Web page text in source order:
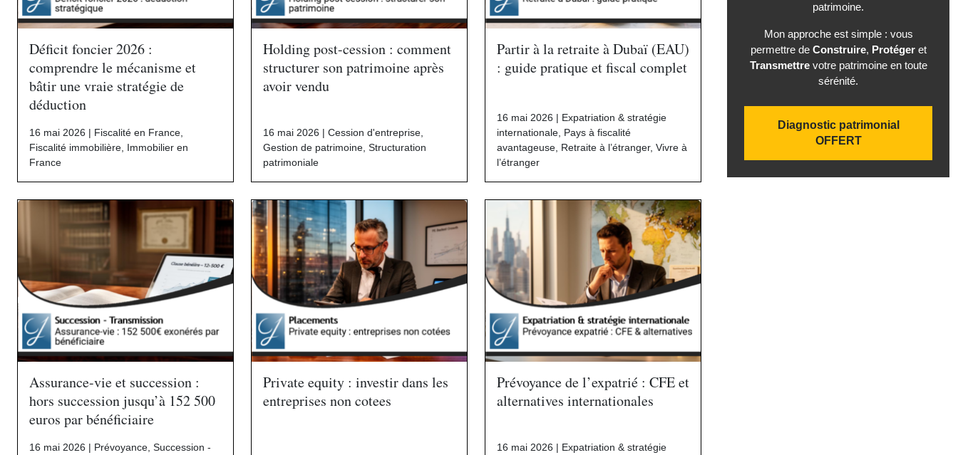
Déficit foncier 2026 :
comprendre le mécanisme et
bâtir une vraie stratégie de
déduction
16 mai 2026 | Fiscalité en France,
Fiscalité immobilière,
Immobilier en
France
Holding post-cession : comment
structurer son patrimoine après
avoir vendu
16 mai 2026 | Cession d'entreprise,
Gestion de patrimoine, Structuration
patrimoniale
Partir à la retraite à Dubaï (EAU)
: guide pratique et fiscal complet
16 mai 2026 |
Expatriation & stratégie
internationale, Pays à fiscalité
avantageuse, Retraite à l’étranger, Vivre à
l’étranger
Assurance-vie et succession :
hors succession jusqu’à 152 500
euros par bénéficiaire
16 mai 2026 | Prévoyance Succession -
Private equity : investir dans les
entreprises non cotees
Prévoyance de l’expatrié : CFE et
alternatives internationales
16 mai 2026 | Expatriation & stratégie
patrimoine.
Mon approche est simple : vous
permettre de Construire, Protégeret
Transmettrevotre patrimoine en toute
sérénité.
Diagnostic patrimonial
OFFERT